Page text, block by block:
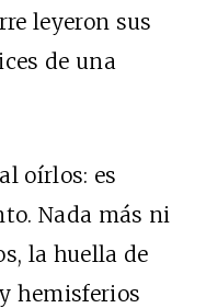
leyeron sus
de una
oírlos: es
Nada más ni
la huella de
hemisferios